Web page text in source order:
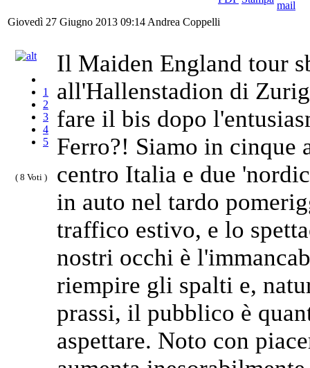
Giovedì 27 Giugno 2013 09:14 Andrea Coppelli
1
2
3
4
5
( 8 Voti )
Il Maiden England tour
all'Hallenstadion di
fare il bis dopo
Ferro?! Siamo in cinque
centro Italia e due
in auto nel tardo
traffico estivo, e lo
nostri occhi è
riempire gli spalti e,
prassi, il pubblico è
aspettare. Noto con